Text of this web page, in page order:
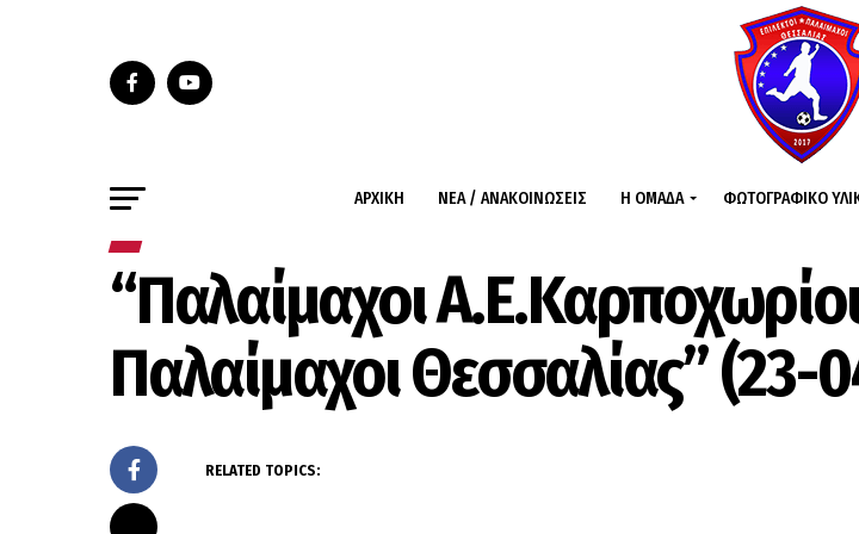
ΑΡΧΙΚΉ ΝΈΑ / ΑΝΑΚΟΙΝΏΣΕΙΣ Η ΟΜΆΔΑ ΦΩΤΟΓΡΑΦΙΚΌ
“Παλαίμαχοι
Παλαίμαχοι Θεσσαλίας” (23-
RELATED TOPICS: